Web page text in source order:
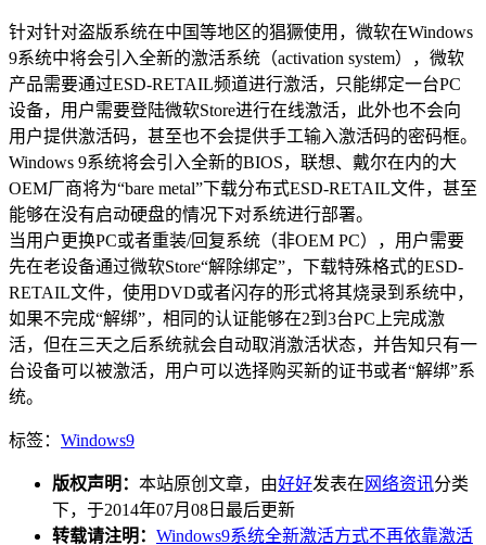
针对针对盗版系统在中国等地区的猖獗使用，微软在Windows
9系统中将会引入全新的激活系统（activation system），微软
产品需要通过ESD-RETAIL频道进行激活，只能绑定一台PC
设备，用户需要登陆微软Store进行在线激活，此外也不会向
用户提供激活码，甚至也不会提供手工输入激活码的密码框。
Windows 9系统将会引入全新的BIOS，联想、戴尔在内的大
OEM厂商将为“bare metal”下载分布式ESD-RETAIL文件，甚至
能够在没有启动硬盘的情况下对系统进行部署。
当用户更换PC或者重装/回复系统（非OEM PC），用户需要
先在老设备通过微软Store“解除绑定”，下载特殊格式的ESD-
RETAIL文件，使用DVD或者闪存的形式将其烧录到系统中，
如果不完成“解绑”，相同的认证能够在2到3台PC上完成激
活，但在三天之后系统就会自动取消激活状态，并告知只有一
台设备可以被激活，用户可以选择购买新的证书或者“解绑”系
统。
标签： Windows9
版权声明： 本站原创文章，由好好发表在 网络资讯分类
下，于2014年07月08日最后更新
转载请注明： Windows9系统全新激活方式不再依靠激活